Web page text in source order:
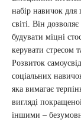
набір навичок
світі. Він
будувати міцні
керувати стресом
Розвиток
соціальних
яка вимагає
вигляді
іншими –